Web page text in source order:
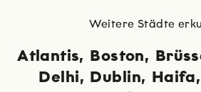
Weitere Städte
Atlantis Boston
Delhi
Dublin Haifa